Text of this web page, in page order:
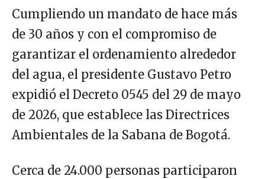
Cumpliendo un mandato de hace más
de 30 años y con el compromiso de
garantizar el ordenamiento alrededor
del agua, el presidente Gustavo Petro
expidió el Decreto 0545 del 29 de mayo
de 2026, que establece las Directrices
Ambientales de la Sabana de Bogotá.
Cerca de 24.000 personas participaron